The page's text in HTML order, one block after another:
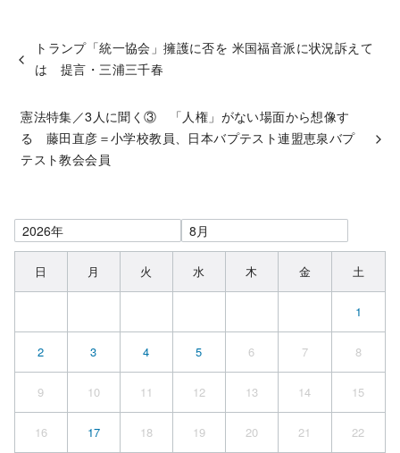
トランプ「統一協会」擁護に否を 米国福音派に状況訴えて
は 提言・三浦三千春
憲法特集／3人に聞く③ 「人権」がない場面から想像す
る 藤田直彦＝小学校教員、日本バプテスト連盟恵泉バプ
テスト教会会員
日 月 火 水 木 金 土
1
2 3 4 5 6 7 8
9 10 11 12 13 14 15
16 17 18 19 20 21 22